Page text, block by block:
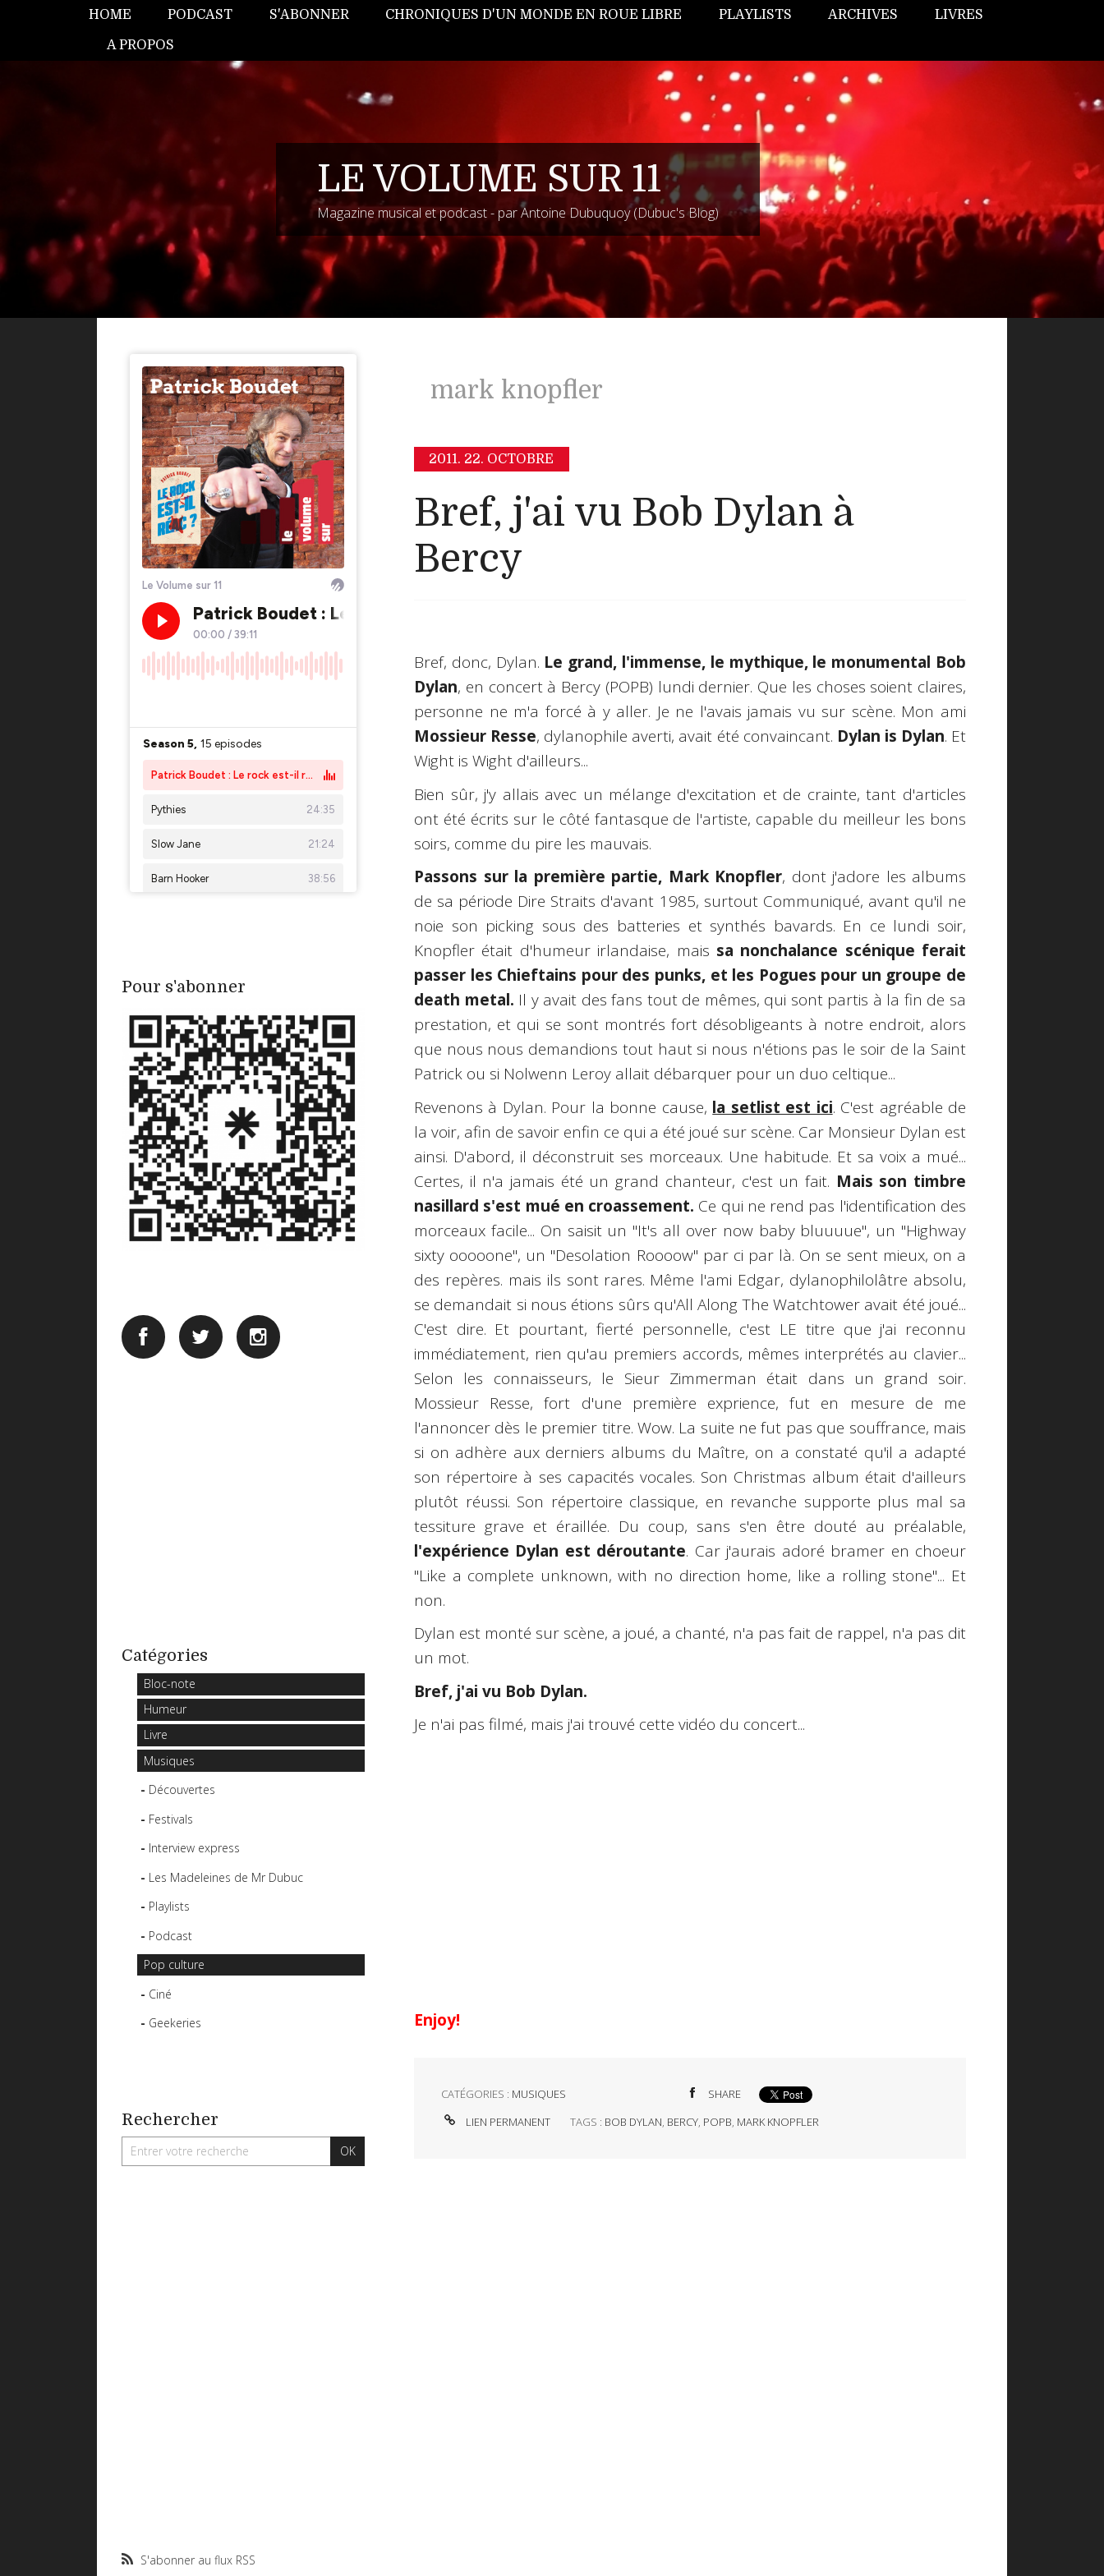
HOME PODCAST S'ABONNER CHRONIQUES D'UN MONDE EN ROUE LIBRE PLAYLISTS ARCHIVES LIVRES
A PROPOS
LE VOLUME SUR 11
Magazine musical et podcast - par Antoine Dubuquoy (Dubuc's Blog)
Pour s'abonner
Catégories
Bloc-note
Humeur
Livre
Musiques
Découvertes
Festivals
Interview express
Les Madeleines de Mr Dubuc
Playlists
Podcast
Pop culture
Ciné
Geekeries
Rechercher
S'abonner au flux RSS
mark knopfler
2011. 22. OCTOBRE
Bref, j'ai vu Bob Dylan à
Bercy
Bref, donc, Dylan. Le grand, l'immense, le mythique, le monumental Bob
Dylan, en concert à Bercy (POPB) lundi dernier. Que les choses soient claires,
personne ne m'a forcé à y aller. Je ne l'avais jamais vu sur scène. Mon ami
Mossieur Resse, dylanophile averti, avait été convaincant. Dylan is Dylan. Et
Wight is Wight d'ailleurs...
Bien sûr, j'y allais avec un mélange d'excitation et de crainte, tant d'articles
ont été écrits sur le côté fantasque de l'artiste, capable du meilleur les bons
soirs, comme du pire les mauvais.
Passons sur la première partie, Mark Knopfler, dont j'adore les albums
de sa période Dire Straits d'avant 1985, surtout Communiqué, avant qu'il ne
noie son picking sous des batteries et synthés bavards. En ce lundi soir,
Knopfler était d'humeur irlandaise, mais sa nonchalance scénique ferait
passer les Chieftains pour des punks, et les Pogues pour un groupe de
death metal. Il y avait des fans tout de mêmes, qui sont partis à la fin de sa
prestation, et qui se sont montrés fort désobligeants à notre endroit, alors
que nous nous demandions tout haut si nous n'étions pas le soir de la Saint
Patrick ou si Nolwenn Leroy allait débarquer pour un duo celtique...
Revenons à Dylan. Pour la bonne cause, la setlist est ici. C'est agréable de
la voir, afin de savoir enfin ce qui a été joué sur scène. Car Monsieur Dylan est
ainsi. D'abord, il déconstruit ses morceaux. Une habitude. Et sa voix a mué...
Certes, il n'a jamais été un grand chanteur, c'est un fait. Mais son timbre
nasillard s'est mué en croassement. Ce qui ne rend pas l'identification des
morceaux facile... On saisit un "It's all over now baby bluuuue", un "Highway
sixty ooooone", un "Desolation Roooow" par ci par là. On se sent mieux, on a
des repères. mais ils sont rares. Même l'ami Edgar, dylanophilolâtre absolu,
se demandait si nous étions sûrs qu'All Along The Watchtower avait été joué...
C'est dire. Et pourtant, fierté personnelle, c'est LE titre que j'ai reconnu
immédiatement, rien qu'au premiers accords, mêmes interprétés au clavier...
Selon les connaisseurs, le Sieur Zimmerman était dans un grand soir.
Mossieur Resse, fort d'une première exprience, fut en mesure de me
l'annoncer dès le premier titre. Wow. La suite ne fut pas que souffrance, mais
si on adhère aux derniers albums du Maître, on a constaté qu'il a adapté
son répertoire à ses capacités vocales. Son Christmas album était d'ailleurs
plutôt réussi. Son répertoire classique, en revanche supporte plus mal sa
tessiture grave et éraillée. Du coup, sans s'en être douté au préalable,
l'expérience Dylan est déroutante. Car j'aurais adoré bramer en choeur
"Like a complete unknown, with no direction home, like a rolling stone"... Et
non.
Dylan est monté sur scène, a joué, a chanté, n'a pas fait de rappel, n'a pas dit
un mot.
Bref, j'ai vu Bob Dylan.
Je n'ai pas filmé, mais j'ai trouvé cette vidéo du concert...
Enjoy!
CATÉGORIES : MUSIQUES
SHARE
LIEN PERMANENT
TAGS : BOB DYLAN, BERCY, POPB, MARK KNOPFLER